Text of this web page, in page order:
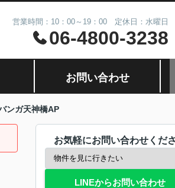
営業時間：10：00～19：00 定休日：水曜日
06-4800-3238
お問い合わせ
ンガ天神橋AP
お気軽にお問い合わせくだ
LINEからお問い合わせ